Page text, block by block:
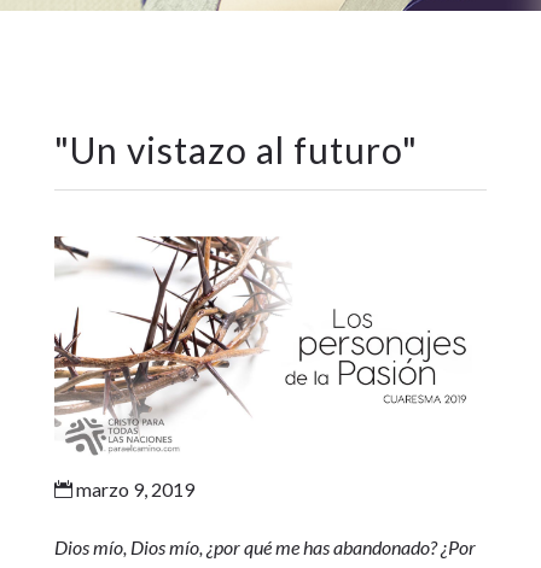
"Un vistazo al futuro"
marzo 9, 2019
Dios mío, Dios mío, ¿por qué me has abandonado? ¿Por